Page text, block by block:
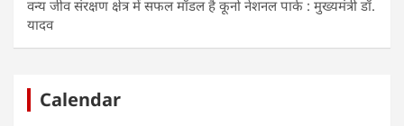
वन्य जीव संरक्षण क्षेत्र में सफल मॉडल है कूनो नेशनल पार्क : मुख्यमंत्री डॉ.
यादव
Calendar